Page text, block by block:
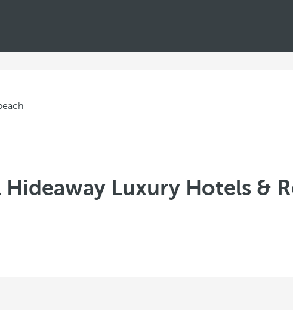
Hideaway Luxury Hotels &